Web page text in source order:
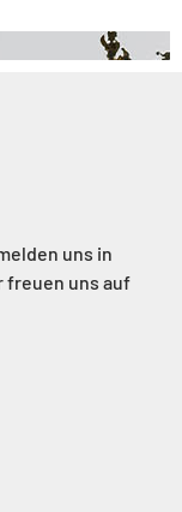
uns in
freuen uns auf